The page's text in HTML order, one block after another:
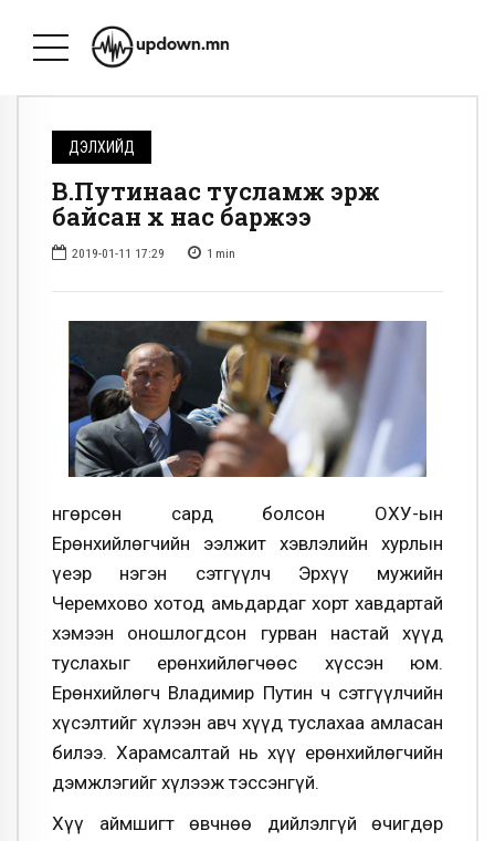
ДЭЛХИЙД
В.Путинаас тусламж эрж
байсан хүү нас баржээ
2019-01-11 17:29 1 min
Өнгөрсөн сард болсон ОХУ-ын
Ерөнхийлөгчийн ээлжит хэвлэлийн хурлын
үеэр нэгэн сэтгүүлч Эрхүү мужийн
Черемхово хотод амьдардаг хорт хавдартай
хэмээн оношлогдсон гурван настай хүүд
туслахыг ерөнхийлөгчөөс хүссэн юм.
Ерөнхийлөгч Владимир Путин ч сэтгүүлчийн
хүсэлтийг хүлээн авч хүүд туслахаа амласан
билээ. Харамсалтай нь хүү ерөнхийлөгчийн
дэмжлэгийг хүлээж тэссэнгүй.
Хүү аймшигт өвчнөө дийлэлгүй өчигдөр